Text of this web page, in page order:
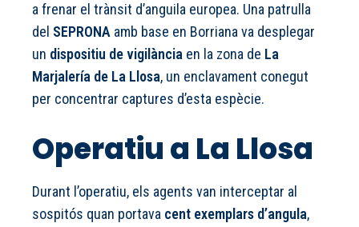
a frenar el trànsit d’anguila europea. Una patrulla
del SEPRONA amb base en Borriana va desplegar
un dispositiu de vigilància en la zona de La
Marjalería de La Llosa, un enclavament conegut
per concentrar captures d’esta espècie.
Operatiu a La Llosa
Durant l’operatiu, els agents van interceptar al
sospitós quan portava cent exemplars d’angula,